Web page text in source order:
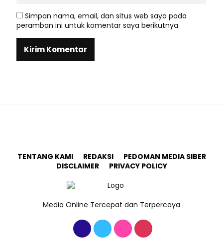
Simpan nama, email, dan situs web saya pada
peramban ini untuk komentar saya berikutnya.
TENTANG KAMI REDAKSI
PEDOMAN MEDIA SIBER
DISCLAIMER
PRIVACY POLICY
Media Online Tercepat dan Terpercaya